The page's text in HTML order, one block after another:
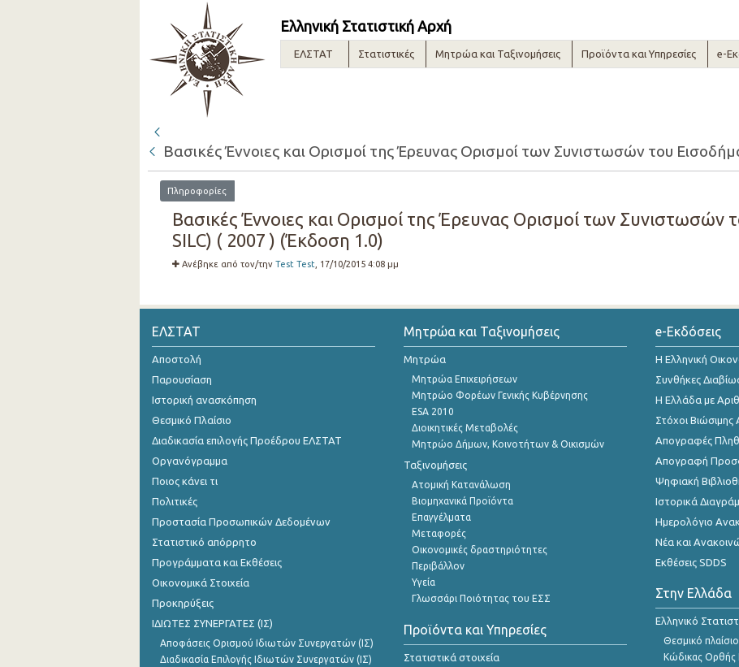
Ελληνική Στατιστική Αρχή
ΕΛΣΤΑΤ Στατιστικές Μητρώα και Ταξινομήσεις Προϊόντα και Υπηρεσίες e-
Βασικές Έννοιες και Ορισμοί της Έρευνας Ορισμοί των Συνιστωσών του
Πληροφορίες
Βασικές Έννοιες και Ορισμοί της Έρευνας Ορισμοί των Συνιστωσών
SILC) ( 2007 ) (Έκδοση 1.0)
Ανέβηκε από τον/την Test Test , 17/10/2015 4:08 μμ
ΕΛΣΤΑΤ
Αποστολή
Παρουσίαση
Ιστορική ανασκόπηση
Θεσμικό Πλαίσιο
Διαδικασία επιλογής Προέδρου ΕΛΣΤΑΤ
Οργανόγραμμα
Ποιος κάνει τι
Πολιτικές
Προστασία Προσωπικών Δεδομένων
Στατιστικό απόρρητο
Προγράμματα και Εκθέσεις
Οικονομικά Στοιχεία
Προκηρύξεις
ΙΔΙΩΤΕΣ ΣΥΝΕΡΓΑΤΕΣ (ΙΣ)
Αποφάσεις Ορισμού Ιδιωτών Συνεργατών (ΙΣ)
Διαδικασία Επιλογής Ιδιωτών Συνεργατών (ΙΣ)
Μητρώα και Ταξινομήσεις
Μητρώα
Μητρώα Επιχειρήσεων
Μητρώο Φορέων Γενικής Κυβέρνησης
ESA 2010
Διοικητικές Μεταβολές
Μητρώο Δήμων, Κοινοτήτων & Οικισμών
Ταξινομήσεις
Ατομική Κατανάλωση
Βιομηχανικά Προϊόντα
Επαγγέλματα
Μεταφορές
Οικονομικές δραστηριότητες
Περιβάλλον
Υγεία
Γλωσσάρι Ποιότητας του ΕΣΣ
Προϊόντα και Υπηρεσίες
Στατιστικά στοιχεία
e-Εκδόσεις
Η Ελληνική
Συνθήκες
Η Ελλάδα με
Στόχοι Βιώσιμης
Απογραφές
Απογραφή
Ψηφιακή
Ιστορικά
Ημερολόγιο
Νέα και
Εκθέσεις SDDS
Στην Ελλάδα
Ελληνικό
Θεσμικό πλαίσιο
Κώδικας Ορθής